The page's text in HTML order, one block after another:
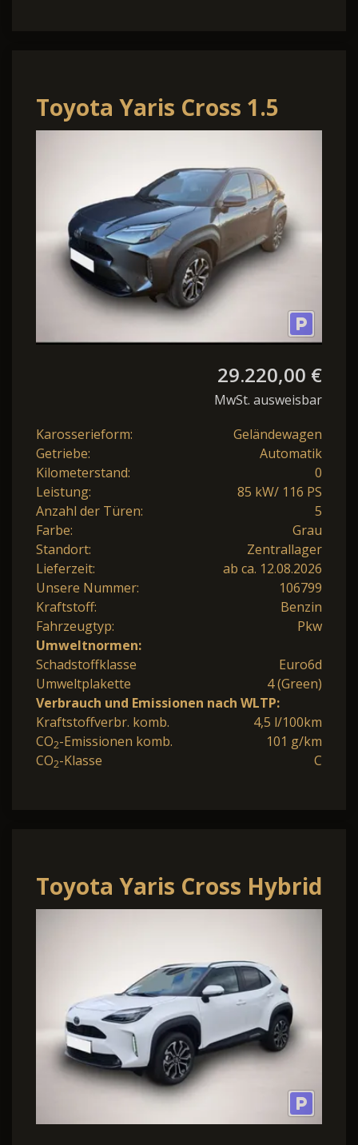
Toyota Yaris Cross 1.5
HEV Style Ash Grey Lager
29.220,00 €
MwSt. ausweisbar
Karosserieform:
Geländewagen
Getriebe:
Automatik
Kilometerstand:
0
Leistung:
85 kW/ 116 PS
Anzahl der Türen:
5
Farbe:
Grau
Standort:
Zentrallager
Lieferzeit:
ab ca. 12.08.2026
Unsere Nummer:
106799
Kraftstoff:
Benzin
Fahrzeugtyp:
Pkw
Umweltnormen:
Schadstoffklasse
Euro6d
Umweltplakette
4 (Green)
Verbrauch und Emissionen nach WLTP:
Kraftstoffverbr. komb.
4,5 l/100km
CO2-Emissionen komb.
101 g/km
CO2-Klasse C
Toyota Yaris Cross Hybrid
130 1.5 VVT-i Teamplayer